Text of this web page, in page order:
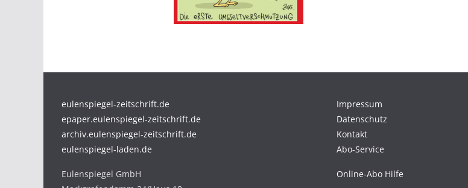
eulenspiegel-zeitschrift.de
epaper.eulenspiegel-zeitschrift.de
archiv.eulenspiegel-zeitschrift.de
eulenspiegel-laden.de
Eulenspiegel GmbH
Impressum
Datenschutz
Kontakt
Abo-Service
Online-Abo Hilfe